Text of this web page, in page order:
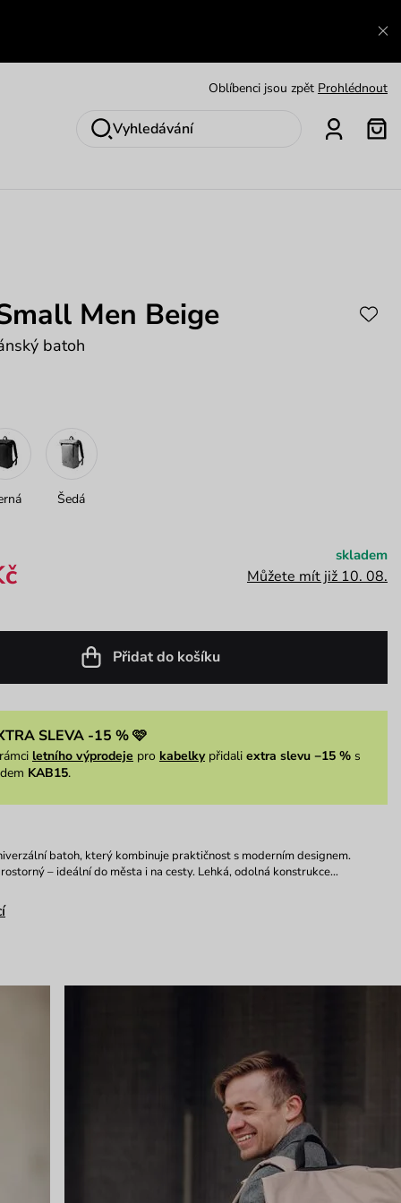
Nech se inspirovat Ukázat
Vyhledávání
Men Beige
batoh
Šedá
skladem
Můžete mít již 10. 08.
Přidat do košíku
SLEVA -15 % 🩷
letního výprodeje pro kabelkypřidali extra slevu −15 %s
KAB15.
batoh, který kombinuje praktičnost s moderním designem.
– ideální do města i na cesty. Lehká, odolná konstrukce…